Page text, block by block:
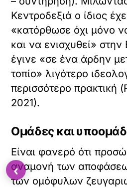
Κεντροδεξιά ο ίδιος
«κατόρθωσε όχι μόνο
και να ενισχυθεί» στην
έγινε «σε ένα άρδην
τοπίο» λιγότερο
περισσότερο πρακτική
2021).
Ομάδες και
Είναι φανερό ότι
αναμονή των
των ομόφυλων
‹